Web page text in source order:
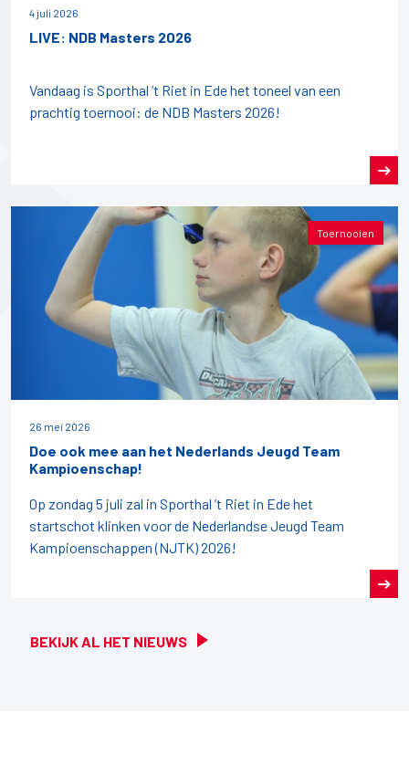
BEKIJK AL HET NIEUWS
4 juli 2026
LIVE: NDB Masters 2026
Vandaag is Sporthal ’t Riet in Ede het toneel van een
prachtig toernooi: de NDB Masters 2026!
Toernooien
26 mei 2026
Doe ook mee aan het Nederlands Jeugd Team
Kampioenschap!
Op zondag 5 juli zal in Sporthal ’t Riet in Ede het
startschot klinken voor de Nederlandse Jeugd Team
Kampioenschappen (NJTK) 2026!